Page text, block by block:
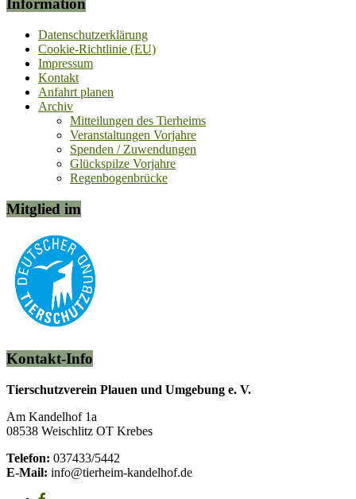
Information
Datenschutzerklärung
Cookie-Richtlinie (EU)
Impressum
Kontakt
Anfahrt planen
Archiv
Mitteilungen des Tierheims
Veranstaltungen Vorjahre
Spenden / Zuwendungen
Glückspilze Vorjahre
Regenbogenbrücke
Mitglied im
Kontakt-Info
Tierschutzverein Plauen und Umgebung e. V.
Am Kandelhof 1a
08538 Weischlitz OT Krebes
Telefon: 037433/5442
E-Mail: info@tierheim-kandelhof.de